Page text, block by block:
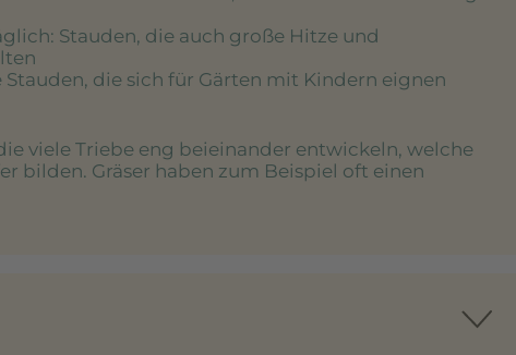
: Stauden, die auch große Hitze und
Stauden, die sich für Gärten mit Kindern eignen
viele Triebe eng beieinander entwickeln, welche
bilden. Gräser haben zum Beispiel oft einen